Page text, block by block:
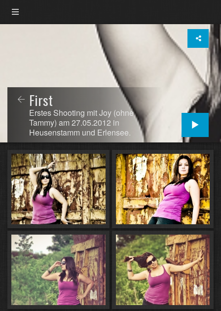
First
Erstes Shooting mit Joy (ohne
Tammy) am 27.05.2012 in
Heusenstamm und Erlensee.